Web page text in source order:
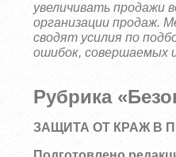
увеличивать продажи
организации продаж.
сводят усилия по
ошибок, совершаемых
Рубрика
ЗАЩИТА ОТ КРАЖ В